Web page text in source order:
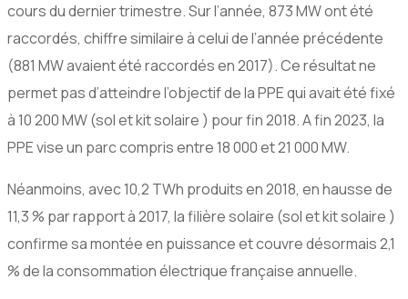
cours du dernier trimestre. Sur l’année, 873 MW ont été
raccordés, chiffre similaire à celui de l’année précédente
(881 MW avaient été raccordés en 2017). Ce résultat ne
permet pas d’atteindre l’objectif de la PPE qui avait été fixé
à 10 200 MW (sol et kit solaire ) pour fin 2018. A fin 2023, la
PPE vise un parc compris entre 18 000 et 21 000 MW.
Néanmoins, avec 10,2 TWh produits en 2018, en hausse de
11,3 % par rapport à 2017, la filière solaire (sol et kit solaire )
confirme sa montée en puissance et couvre désormais 2,1
% de la consommation électrique française annuelle.